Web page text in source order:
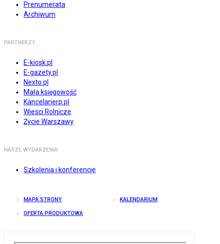
Prenumerata
Archiwum
PARTNERZY
E-kiosk.pl
E-gazety.pl
Nexto.pl
Mała księgowość
Kancelarierp.pl
Wieści Rolnicze
Życie Warszawy
NASZE WYDARZENIA
Szkolenia i konferencje
MAPA STRONY KALENDARIUM
OFERTA PRODUKTOWA